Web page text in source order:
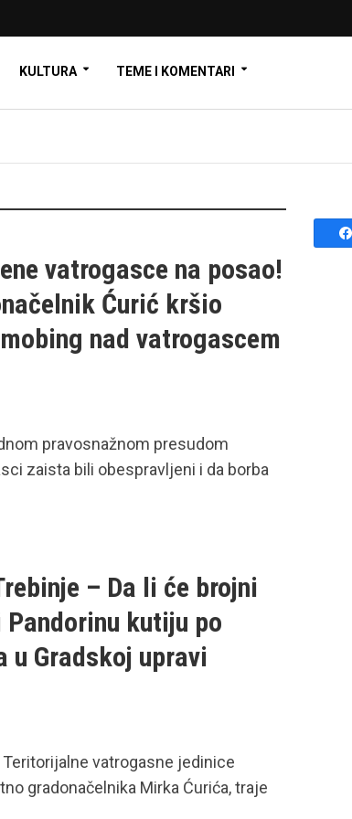
KULTURA TEME I KOMENTARI
vatrogasce na posao!
Ćurić kršio
nad vatrogascem
pravosnažnom presudom
zaista bili obespravljeni i da borba
– Da li će brojni
kutiju po
u Gradskoj upravi
vatrogasne jedinice
gradonačelnika Mirka Ćurića, traje